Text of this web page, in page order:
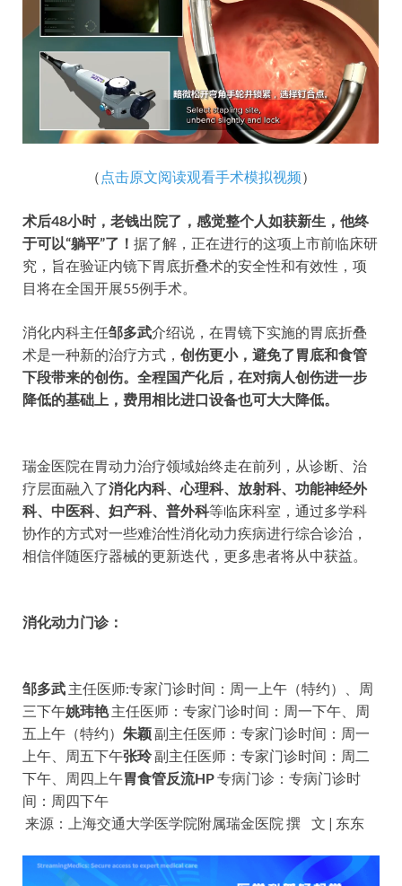
（ 点击原文阅读观看手术模拟视频）
术后48小时，老钱出院了，感觉整个人如获新生，他终
于可以“躺平”了！ 据了解，正在进行的这项上市前临床研
究，旨在验证内镜下胃底折叠术的安全性和有效性，项
目将在全国开展55例手术。
消化内科主任邹多武介绍说，在胃镜下实施的胃底折叠
术是一种新的治疗方式， 创伤更小，避免了胃底和食管
下段带来的创伤。全程国产化后，在对病人创伤进一步
降低的基础上，费用相比进口设备也可大大降低。
瑞金医院在胃动力治疗领域始终走在前列，从诊断、治
疗层面融入了消化内科、心理科、放射科、功能神经外
科、中医科、妇产科、普外科等临床科室，通过多学科
协作的方式对一些难治性消化动力疾病进行综合诊治，
相信伴随医疗器械的更新迭代，更多患者将从中获益。
消化动力门诊：
邹多武 主任医师:专家门诊时间：周一上午（特约）、周
三下午姚玮艳主任医师：专家门诊时间：周一下午、周
五上午（特约） 朱颖副主任医师：专家门诊时间：周一
上午、周五下午张玲副主任医师：专家门诊时间：周二
下午、周四上午胃食管反流HP专病门诊：专病门诊时
间：周四下午
来源：上海交通大学医学院附属瑞金医院 撰 文 | 东东